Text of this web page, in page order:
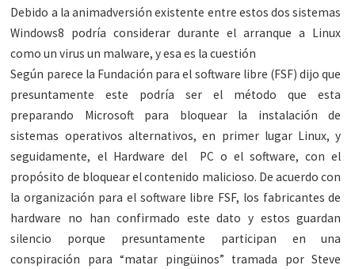
Debido a la animadversión existente entre estos dos sistemas
Windows8 podría considerar durante el arranque a Linux
como un virus un malware, y esa es la cuestión
Según parece la Fundación para el software libre (FSF) dijo que
presuntamente este podría ser el método que esta
preparando Microsoft para bloquear la instalación de
sistemas operativos alternativos, en primer lugar Linux, y
seguidamente, el Hardware del PC o el software, con el
propósito de bloquear el contenido malicioso. De acuerdo con
la organización para el software libre FSF, los fabricantes de
hardware no han confirmado este dato y estos guardan
silencio porque presuntamente participan en una
conspiración para “matar pingüinos” tramada por Steve